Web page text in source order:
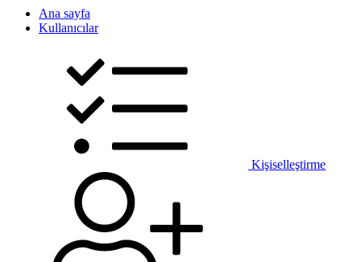
Ana sayfa
Kullanıcılar
Kişiselleştirme